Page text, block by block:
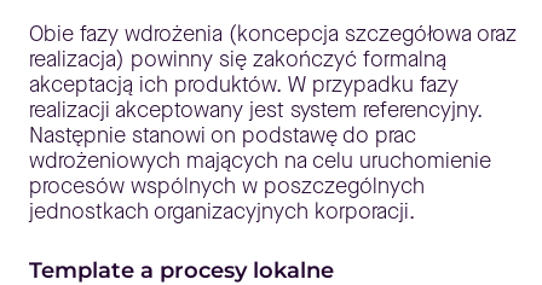
Obie fazy wdrożenia (koncepcja szczegółowa oraz
realizacja) powinny się zakończyć formalną
akceptacją ich produktów. W przypadku fazy
realizacji akceptowany jest system referencyjny.
Następnie stanowi on podstawę do prac
wdrożeniowych mających na celu uruchomienie
procesów wspólnych w poszczególnych
jednostkach organizacyjnych korporacji.
Template a procesy lokalne